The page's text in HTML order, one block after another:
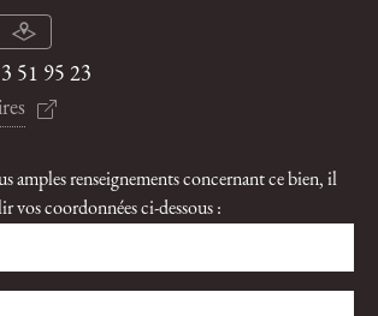
51 95 23
amples renseignements concernant ce bien, il
vos coordonnées ci-dessous :